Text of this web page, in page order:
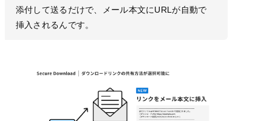
添付して送るだけで、メール本文にURLが自動で
挿入されるんです。